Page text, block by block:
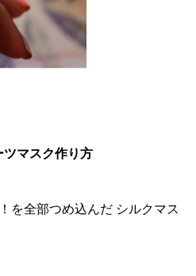
マスク作り方
を全部つめ込んだ シルクマス